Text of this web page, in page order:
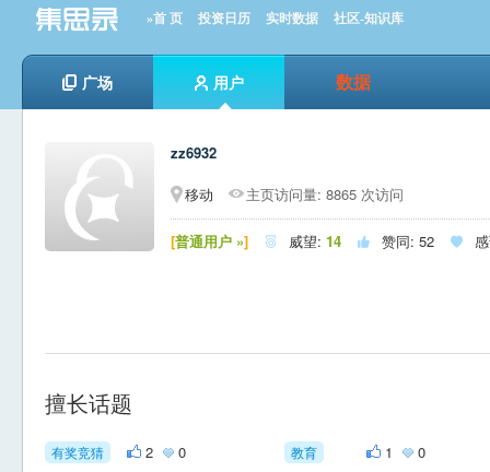
»首 页 投资日历 实时数据 社区-知识库
广场 用户 数据
zz6932
移动
主页访问量: 8865 次访问
[普通用户 »]  威望: 14  赞同: 52 
擅长话题
有奖竞猜 2 0 教育 1 0